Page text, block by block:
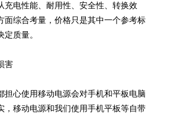
充电性能、耐用性、安全性、转换效
面综合考量，价格只是其中一个参考标
质量。
害
心使用移动电源会对手机和平板电脑
，移动电源和我们使用手机平板等自带